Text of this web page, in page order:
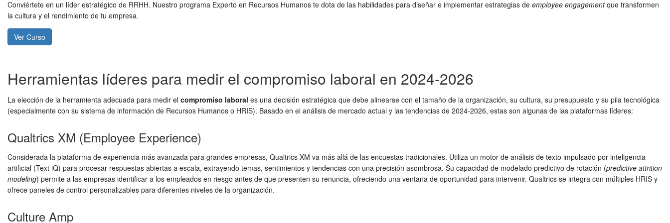
Conviértete en un líder estratégico de RRHH. Nuestro programa Experto en Recursos Humanos te dota de las habilidades para diseñar e implementar estrategias de employee engagementque transformen
la cultura y el rendimiento de tu empresa.
Ver Curso
Herramientas líderes para medir el compromiso laboral en 2024-2026
La elección de la herramienta adecuada para medir el compromiso laboral es una decisión estratégica que debe alinearse con el tamaño de la organización, su cultura, su presupuesto y su pila tecnológica
(especialmente con su sistema de información de Recursos Humanos o HRIS). Basado en el análisis de mercado actual y las tendencias de 2024-2026, estas son algunas de las plataformas líderes:
Qualtrics XM (Employee Experience)
Considerada la plataforma de experiencia más avanzada para grandes empresas, Qualtrics XM va más allá de las encuestas tradicionales. Utiliza un motor de análisis de texto impulsado por inteligencia
artificial (Text iQ) para procesar respuestas abiertas a escala, extrayendo temas, sentimientos y tendencias con una precisión asombrosa. Su capacidad de modelado predictivo de rotación (predictive attrition
modeling) permite a las empresas identificar a los empleados en riesgo antes de que presenten su renuncia, ofreciendo una ventana de oportunidad para intervenir. Qualtrics se integra con múltiples HRIS y
ofrece paneles de control personalizables para diferentes niveles de la organización.
Culture Amp